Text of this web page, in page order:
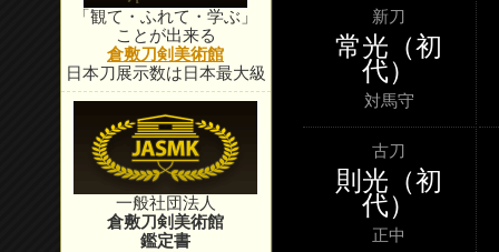
「観て・ふれて・学ぶ」
ことが出来る
倉敷刀剣美術館
日本刀展示数は日本最大級
一般社団法人
倉敷刀剣美術館
鑑定書
新刀
常光（初
代）
対馬守
古刀
則光（初
代）
正中